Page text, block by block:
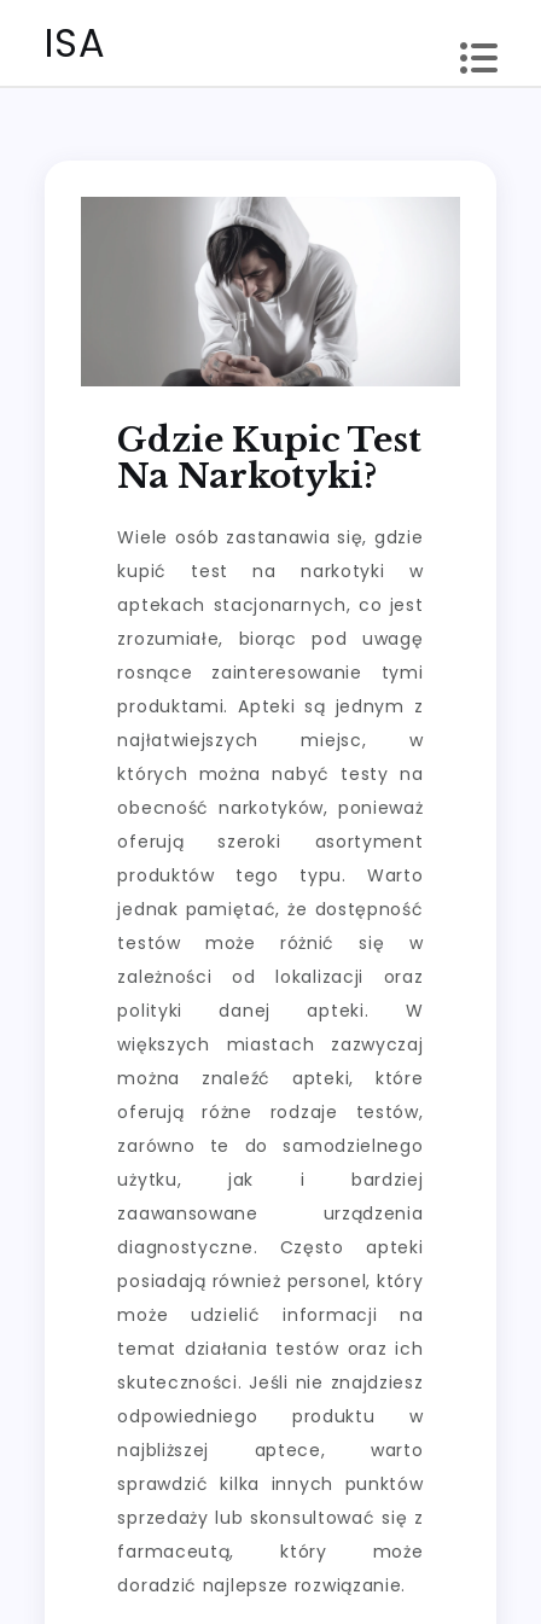
ISA
Gdzie Kupic Test
Na Narkotyki?
Wiele osób zastanawia się, gdzie
kupić test na narkotyki w
aptekach stacjonarnych, co jest
zrozumiałe, biorąc pod uwagę
rosnące zainteresowanie tymi
produktami. Apteki są jednym z
najłatwiejszych miejsc, w
których można nabyć testy na
obecność narkotyków, ponieważ
oferują szeroki asortyment
produktów tego typu. Warto
jednak pamiętać, że dostępność
testów może różnić się w
zależności od lokalizacji oraz
polityki danej apteki. W
większych miastach zazwyczaj
można znaleźć apteki, które
oferują różne rodzaje testów,
zarówno te do samodzielnego
użytku, jak i bardziej
zaawansowane urządzenia
diagnostyczne. Często apteki
posiadają również personel, który
może udzielić informacji na
temat działania testów oraz ich
skuteczności. Jeśli nie znajdziesz
odpowiedniego produktu w
najbliższej aptece, warto
sprawdzić kilka innych punktów
sprzedaży lub skonsultować się z
farmaceutą, który może
doradzić najlepsze rozwiązanie.